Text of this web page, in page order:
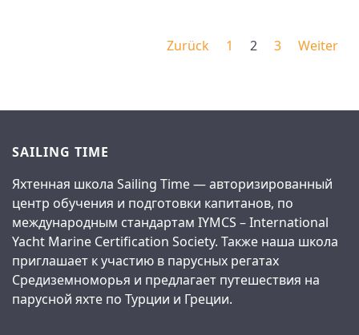
Zurück 1 2 3 Weiter
SAILING TIME
Яхтенная школа Sailing Time — авторизированный
центр обучения и подготовки капитанов, по
международным стандартам IYMCS – International
Yacht Marine Certification Society. Также наша школа
приглашает к участию в парусных регатах
Средиземноморья и предлагает путешествия на
парусной яхте по Турции и Греции.